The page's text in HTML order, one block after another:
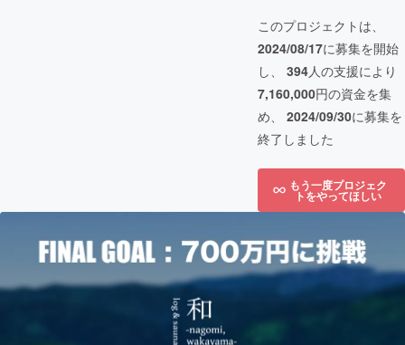
このプロジェクトは、
2024/08/17に募集を開始
し、 394人の支援により
7,160,000円の資金を集
め、 2024/09/30に募集を
終了しました
もう一度プロジェク
トをやってほしい